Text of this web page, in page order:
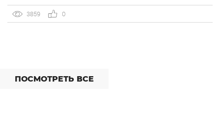
встроенный динамический коллтрекинг — без доплат и
интеграций со сторонними сервисами. […]
3859 0
ПОСМОТРЕТЬ ВСЕ